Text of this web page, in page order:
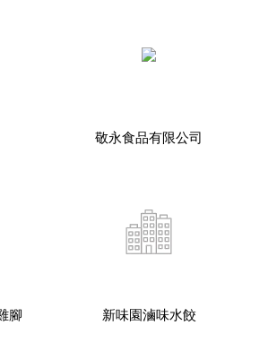
敬永食品有限公司
腳 新味園滷味水餃